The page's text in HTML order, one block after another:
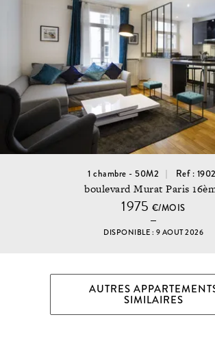
1 chambre - 50M2 Ref :
boulevard Murat Paris
1975 €/MOIS
DISPONIBLE : 9 AOUT 2026
AUTRES
SIMILAIRES